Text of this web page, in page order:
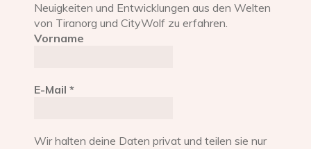
Neuigkeiten und Entwicklungen aus den Welten
von Tiranorg und CityWolf zu erfahren.
Vorname
E-Mail *
Wir halten deine Daten privat und teilen sie nur